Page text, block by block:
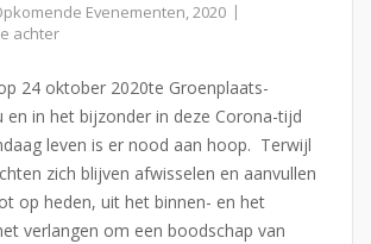
Evenementen,2020
achter
24 oktober 2020te Groenplaats-
en in het bijzonder in deze Corona-tijd
leven is er nood aan hoop. Terwijl
zich blijven afwisselen en aanvullen
op heden, uit het binnen- en het
verlangen om een boodschap van